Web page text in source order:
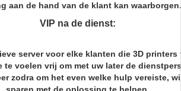
aan de hand van de klant kan waarborgen.
VIP na de dienst:
server voor elke klanten die 3D printers
te voelen vrij om met uw later de
zodra om het even welke hulp vereiste,